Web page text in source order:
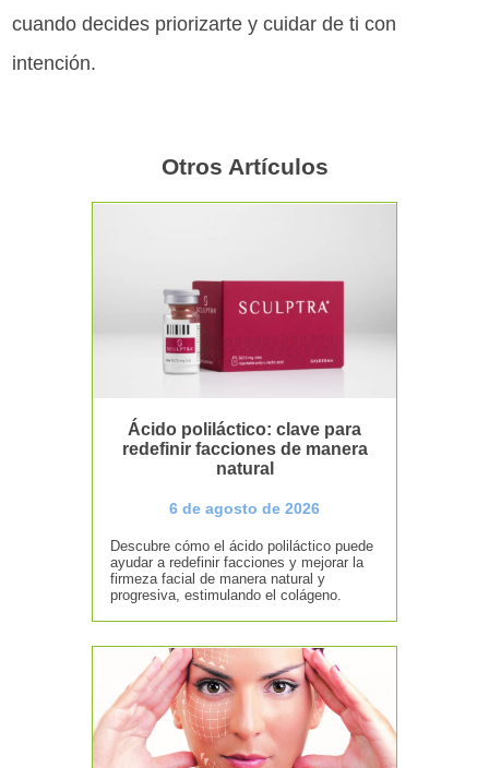
cuando decides priorizarte y cuidar de ti con
intención.
Otros Artículos
Ácido poliláctico: clave para
redefinir facciones de manera
natural
6 de agosto de 2026
Descubre cómo el ácido poliláctico puede
ayudar a redefinir facciones y mejorar la
firmeza facial de manera natural y
progresiva, estimulando el colágeno.